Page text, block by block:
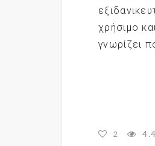
χρήσιμο
γνωρίζει
2